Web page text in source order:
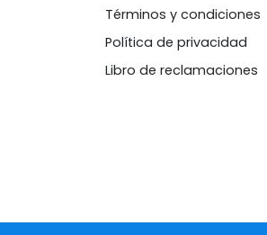
Términos y condiciones
Política de privacidad
Libro de reclamaciones